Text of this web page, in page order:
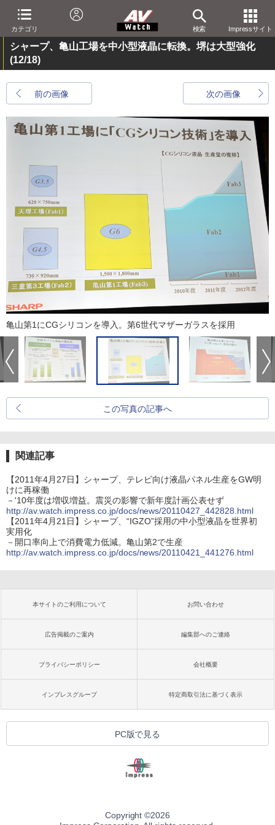
カテゴリ 検索 Impressサイト
シャープ、亀山工場を中小型液晶に転換。堺は大型強化
(12/18)
前の画像 次の画像
亀山第1にCGシリコンを導入。第6世代マザーガラスを採用
この写真の記事へ
関連記事
【2011年4月27日】シャープ、テレビ向け液晶パネル生産をGW明
けに再稼働
－'10年度は増収増益。震災の影響で新年度計画公表せず
http://av.watch.impress.co.jp/docs/news/20110427_442828.html
【2011年4月21日】シャープ、“IGZO”採用の中小型液晶を世界初
実用化
－開口率向上で消費電力低減。亀山第2で生産
http://av.watch.impress.co.jp/docs/news/20110421_441276.html
本サイトのご利用について お問い合わせ
広告掲載のご案内 編集部へのご連絡
プライバシーポリシー 会社概要
インプレスグループ 特定商取引法に基づく表示
PC版で見る
Copyright ©2026